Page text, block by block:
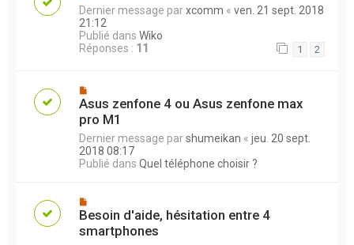
Dernier message parxcomm « ven. 21 sept. 2018
21:12
Publié dans Wiko
Réponses : 11 1 2
Asus zenfone 4 ou Asus zenfone max
pro M1
Dernier message parshumeikan « jeu. 20 sept.
2018 08:17
Publié dans Quel téléphone choisir ?
Besoin d'aide, hésitation entre 4
smartphones